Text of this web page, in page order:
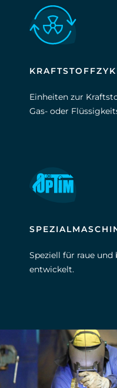
Einheiten zur
Gas- oder
Speziell für raue
entwickelt.